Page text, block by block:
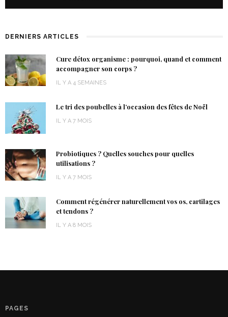
DERNIERS ARTICLES
Cure détox organisme : pourquoi, quand et comment
accompagner son corps ?
IL Y A 4 SEMAINES
Le tri des poubelles à l’occasion des fêtes de Noël
IL Y A 7 MOIS
Probiotiques ? Quelles souches pour quelles
utilisations ?
IL Y A 7 MOIS
Comment régénérer naturellement vos os, cartilages
et tendons ?
IL Y A 8 MOIS
PAGES